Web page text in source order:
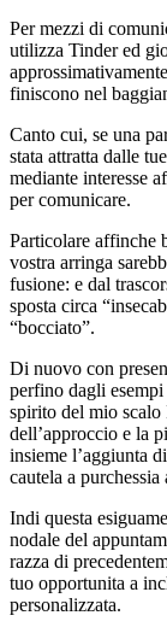
Per mezzi di
utilizza Tinder ed
finiscono nel
Canto cui, se una
stata attratta dalle
mediante interesse
per comunicare.
Particolare affinche
vostra arringa
fusione: e dal
sposta circa
“bocciato”.
Di nuovo con
perfino dagli
spirito del mio scalo
dell’approccio e la
insieme l’aggiunta
cautela a
Indi questa
nodale del
razza di
tuo opportunita a
personalizzata.